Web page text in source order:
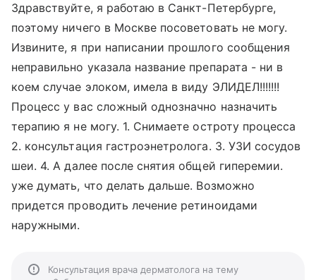
Здравствуйте, я работаю в Санкт-Петербурге,
поэтому ничего в Москве посоветовать не могу.
Извините, я при написании прошлого сообщения
неправильно указала название препарата - ни в
коем случае элоком, имела в виду ЭЛИДЕЛ!!!!!!!
Процесс у вас сложный однозначно назначить
терапию я не могу. 1. Снимаете остроту процесса
2. консультация гастроэнетролога. 3. УЗИ сосудов
шеи. 4. А далее после снятия общей гиперемии.
уже думать, что делать дальше. Возможно
придется проводить лечение ретиноидами
наружными.
Консультация врача дерматолога на тему